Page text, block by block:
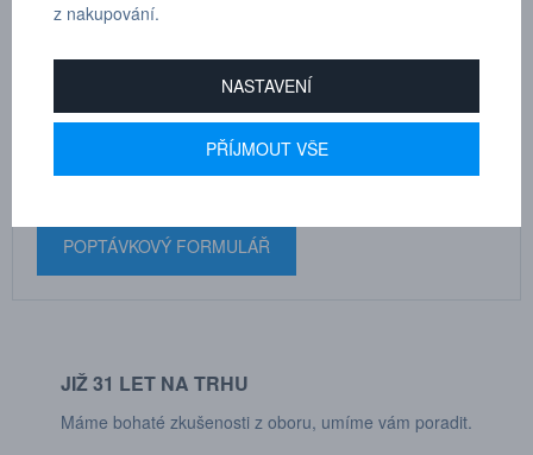
MARTIN
DRHOLEC
technické poradenství
+420 731 517 942
POPTÁVKOVÝ FORMULÁŘ
JIŽ 31 LET NA TRHU
Máme bohaté zkušenosti z oboru, umíme vám poradit.
z nakupování.
NASTAVENÍ
PŘÍJMOUT VŠE